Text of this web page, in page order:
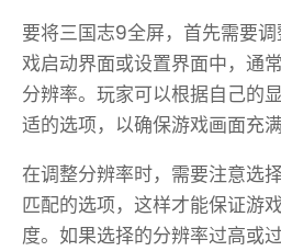
要将三国志9全屏，首先需要
戏启动界面或设置界面中，通
分辨率。玩家可以根据自己的
适的选项，以确保游戏画面充满
在调整分辨率时，需要注意选
匹配的选项，这样才能保证游
度。如果选择的分辨率过高或